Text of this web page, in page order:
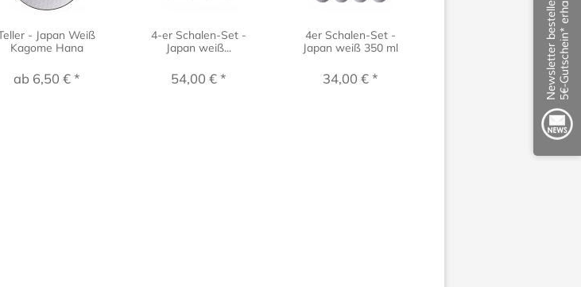
- Japan Weiß
Kagome Hana
ab 6,50 € *
4-er Schalen-Set -
Japan weiß...
54,00 € *
4er Schalen-Set -
Japan weiß 350 ml
34,00 € *
Speiseschale Japan